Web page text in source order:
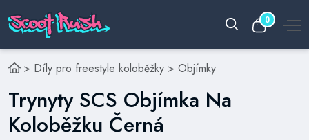
0
> Díly pro freestyle koloběžky > Objímky
Trynyty SCS Objímka Na
Koloběžku Černá